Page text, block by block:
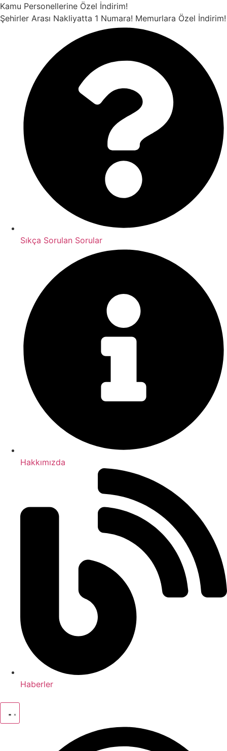
İçeriğe
atla
Kamu Personellerine Özel İndirim!
Şehirler Arası Nakliyatta 1 Numara! Memurlara Özel İndirim!
Sıkça Sorulan Sorular
Hakkımızda
Haberler